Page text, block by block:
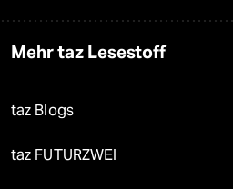
Mehr taz Lesestoff
taz Blogs
taz FUTURZWEI